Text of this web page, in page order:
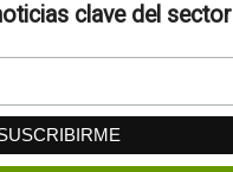
clave del sector